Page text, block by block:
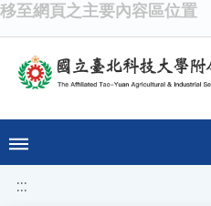
移至網頁之主要內容區位置
:::